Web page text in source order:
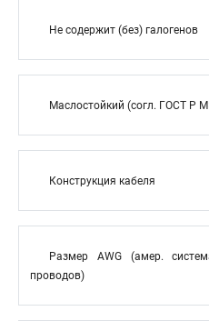
Не содержит (без) галогенов
Маслостойкий (согл. ГОСТ Р
Конструкция кабеля
Размер AWG (амер.
проводов)